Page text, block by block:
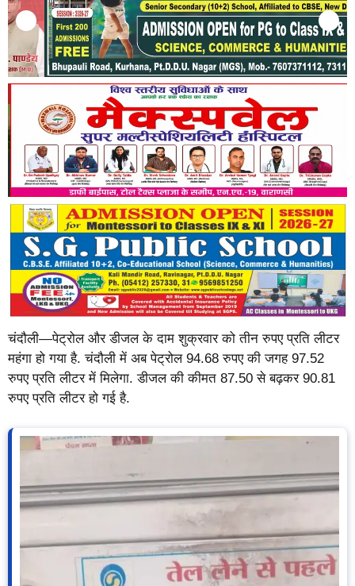
चंदौली—पेट्रोल और डीजल के दाम शुक्रवार को तीन रुपए प्रति लीटर
महंगा हो गया है. चंदौली में अब पेट्रोल 94.68 रुपए की जगह 97.52
रुपए प्रति लीटर में मिलेगा. डीजल की कीमत 87.50 से बढ़कर 90.81
रुपए प्रति लीटर हो गई है.